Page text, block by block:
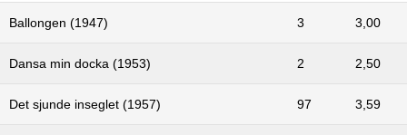
Ballongen (1947) 3 3,00
Dansa min docka (1953) 2 2,50
Det sjunde inseglet (1957) 97 3,59